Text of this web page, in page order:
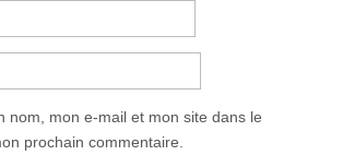
nom, mon e-mail et mon site dans le
prochain commentaire.